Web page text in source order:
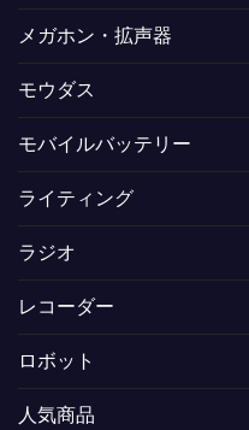
メガホン・拡声器
モウダス
モバイルバッテリー
ライティング
ラジオ
レコーダー
ロボット
人気商品